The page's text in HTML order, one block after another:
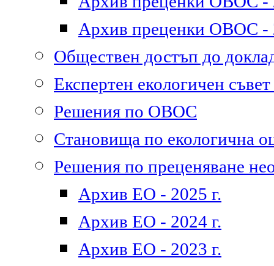
Архив преценки ОВОС -
Обществен достъп до
Експертен екологичен
Решения по ОВОС
Становища по екологична
Решения по преценяване
Архив ЕО - 2025 г.
Архив ЕО - 2024 г.
Архив ЕО - 2023 г.